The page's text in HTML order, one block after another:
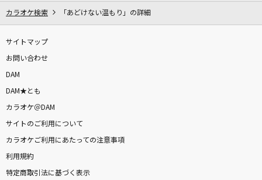
カラオケ検索 「あどけない温もり」の詳細
サイトマップ
お問い合わせ
DAM
DAM★とも
カラオケ＠DAM
サイトのご利用について
カラオケご利用にあたっての注意事項
利用規約
特定商取引法に基づく表示